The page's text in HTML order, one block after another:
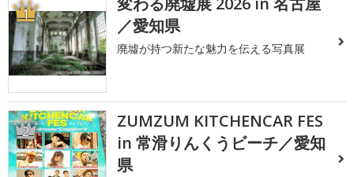
1
／愛知県
廃墟が持つ新たな魅力を伝える写真展
2
ZUMZUM KITCHENCAR FES
in 常滑りんくうビーチ／愛知
県